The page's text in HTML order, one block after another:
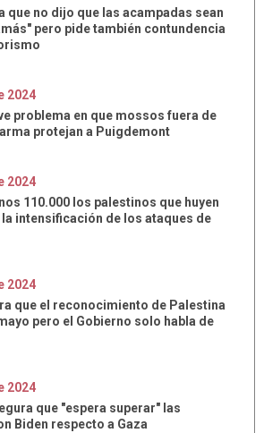
que no dijo que las acampadas sean
pero pide también contundencia
2024
problema en que mossos fuera de
protejan a Puigdemont
2024
110.000 los palestinos que huyen
la intensificación de los ataques de
2024
que el reconocimiento de Palestina
pero el Gobierno solo habla de
2024
que "espera superar" las
Biden respecto a Gaza